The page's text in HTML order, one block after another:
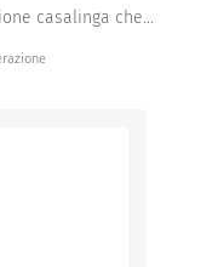
casalinga che...